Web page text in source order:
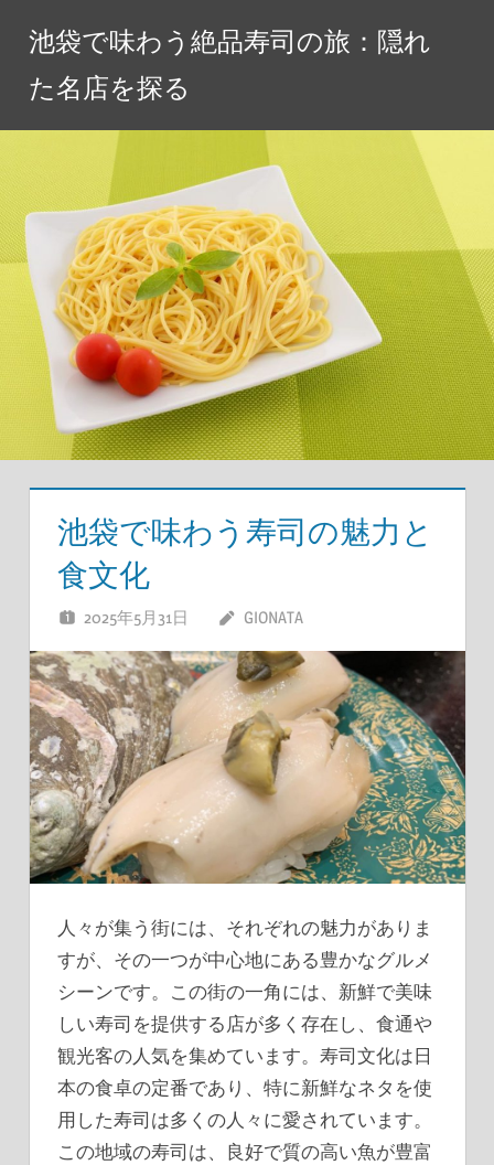
キ
ッ
池袋で味わう絶品寿司の旅：隠れ
た名店を探る
池袋で味わう寿司の魅力と
食文化
2025年5月31日 GIONATA
人々が集う街には、それぞれの魅力がありま
すが、その一つが中心地にある豊かなグルメ
シーンです。 この街の一角には、新鮮で美味
しい寿司を提供する店が多く存在し、食通や
観光客の人気を集めています。寿司文化は日
本の食卓の定番であり、特に新鮮なネタを使
用した寿司は多くの人々に愛されています。
この地域の寿司は、良好で質の高い魚が豊富